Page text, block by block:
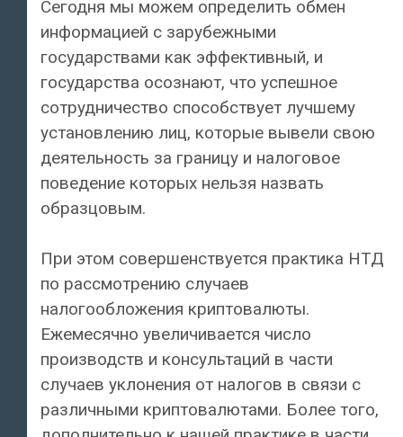
Сегодня мы можем определить обмен
информацией с зарубежными
государствами как эффективный, и
государства осознают, что успешное
сотрудничество способствует лучшему
установлению лиц, которые вывели свою
деятельность за границу и налоговое
поведение которых нельзя назвать
образцовым.
При этом совершенствуется практика НТД
по рассмотрению случаев
налогообложения криптовалюты.
Ежемесячно увеличивается число
производств и консультаций в части
случаев уклонения от налогов в связи с
различными криптовалютами. Более того,